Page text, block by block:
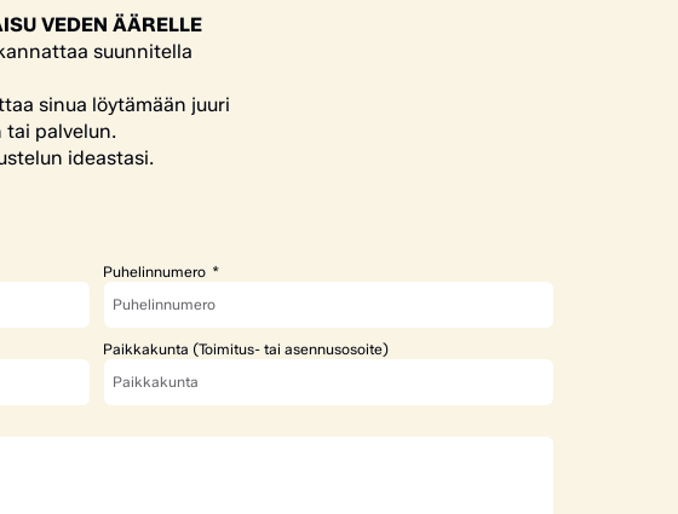
VEDEN ÄÄRELLE
suunnitella
sinua löytämään juuri
palvelun.
ideastasi.
Puhelinnumero
Paikkakunta (Toimitus- tai asennusosoite)